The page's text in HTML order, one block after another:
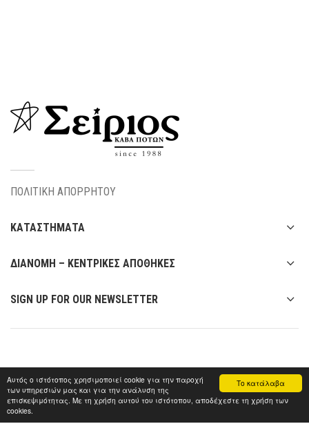
Το κατάλαβα
Αυτός ο ιστότοπος χρησιμοποιεί cookie για την παροχή
των υπηρεσιών μας και για την ανάλυση της
επισκεψιμότητας. Με τη χρήση αυτού του ιστότοπου, αποδέχεστε τη χρήση των
cookies.
ΠΟΛΙΤΙΚΗ ΑΠΟΡΡΗΤΟΥ
ΚΑΤΑΣΤΗΜΑΤΑ
ΔΙΑΝΟΜΗ – ΚΕΝΤΡΙΚΕΣ ΑΠΟΘΗΚΕΣ
SIGN UP FOR OUR NEWSLETTER